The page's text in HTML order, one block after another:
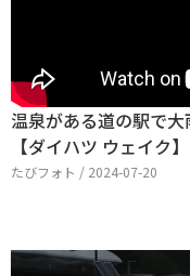
温泉がある道の駅で
【ダイハツ ウェイク】
たびフォト / 2024-07-20